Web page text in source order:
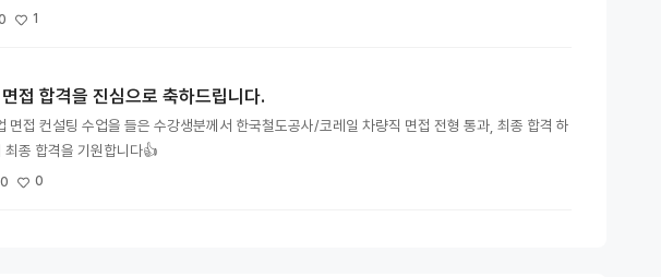
1
접 합격을 진심으로 축하드립니다.
면접 컨설팅 수업을 들은 수강생분께서 한국철도공사/코레일 차량직 면접 전형 통과, 최종 합격 하
종 합격을 기원합니다👍
0 0